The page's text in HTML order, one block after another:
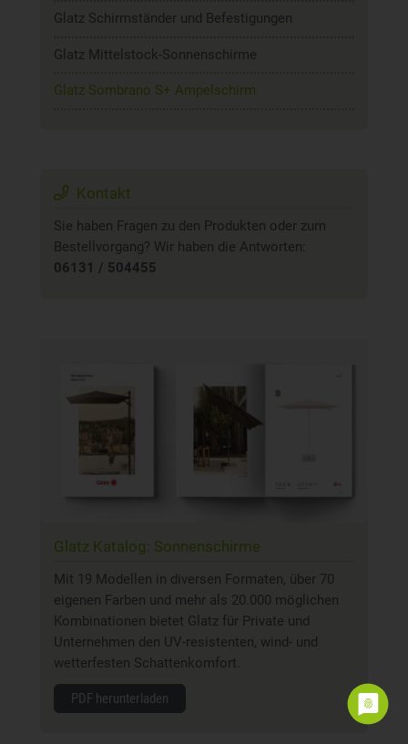
Glatz Schirmständer und Befestigungen
Glatz Mittelstock-Sonnenschirme
Glatz Sombrano S+ Ampelschirm
Kontakt
Sie haben Fragen zu den Produkten oder zum
Bestellvorgang? Wir haben die Antworten:
06131 / 504455
Glatz Katalog: Sonnenschirme
Mit 19 Modellen in diversen Formaten, über 70
eigenen Farben und mehr als 20.000 möglichen
Kombinationen bietet Glatz für Private und
Unternehmen den UV-resistenten, wind- und
wetterfesten Schattenkomfort.
PDF herunterladen